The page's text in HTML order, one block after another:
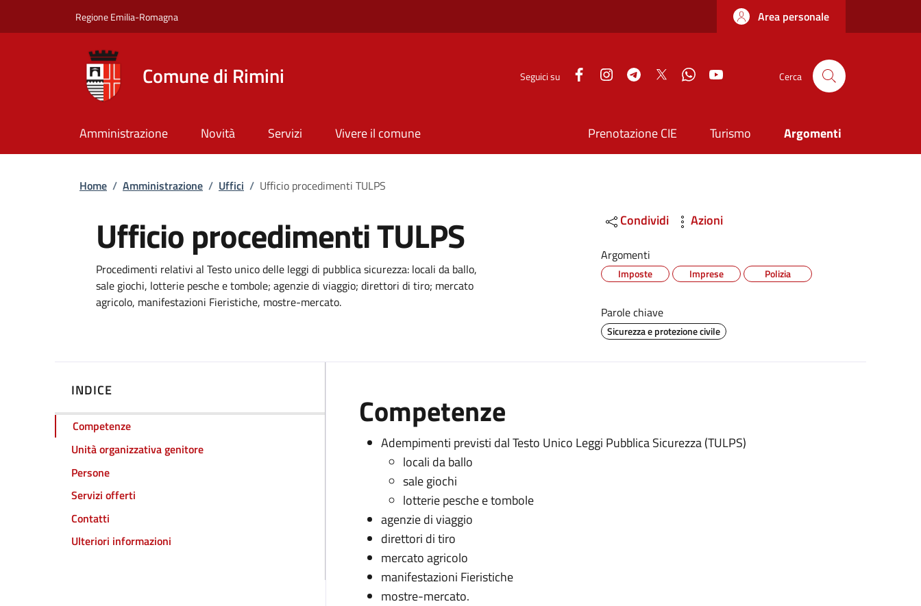
Regione Emilia-Romagna Area personale
Comune di Rimini Seguici su FacebookInstagramTelegramTwitter WhatsApp Cerca
Amministrazione Novità Servizi Vivere il comune Prenotazione CIE Turismo Argomenti
Briciole di pane
Home / Amministrazione / Uffici / Ufficio procedimenti TULPS
Ufficio procedimenti TULPS
Dettagli
Procedimenti relativi al Testo unico delle leggi di pubblica sicurezza: locali da ballo,
sale giochi, lotterie pesche e tombole; agenzie di viaggio; direttori di tiro; mercato
agricolo, manifestazioni Fieristiche, mostre-mercato.
Condividi Azioni
Argomenti
Imposte Imprese Polizia
Parole chiave
Sicurezza e protezione civile
INDICE
Competenze
Unità organizzativa genitore
Persone
Servizi offerti
Contatti
Ulteriori informazioni
Competenze
Adempimenti previsti dal Testo Unico Leggi Pubblica Sicurezza (TULPS)
locali da ballo
sale giochi
lotterie pesche e tombole
agenzie di viaggio
direttori di tiro
mercato agricolo
manifestazioni Fieristiche
mostre-mercato.